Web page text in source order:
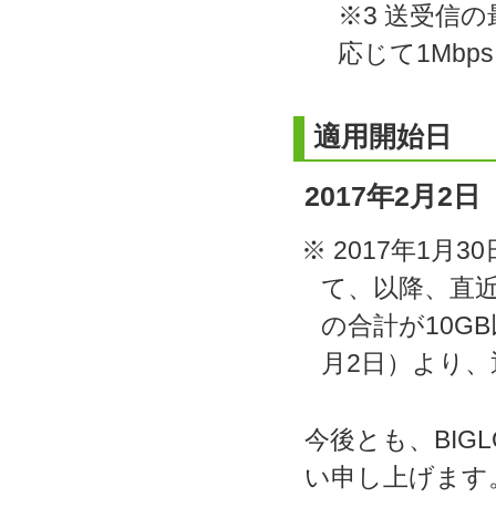
※3 送受信の
応じて
適用開始日
2017年2月2日
※ 2017年1月30
て、以降、直
の合計が
月2日）より
今後とも、
い申し上げます